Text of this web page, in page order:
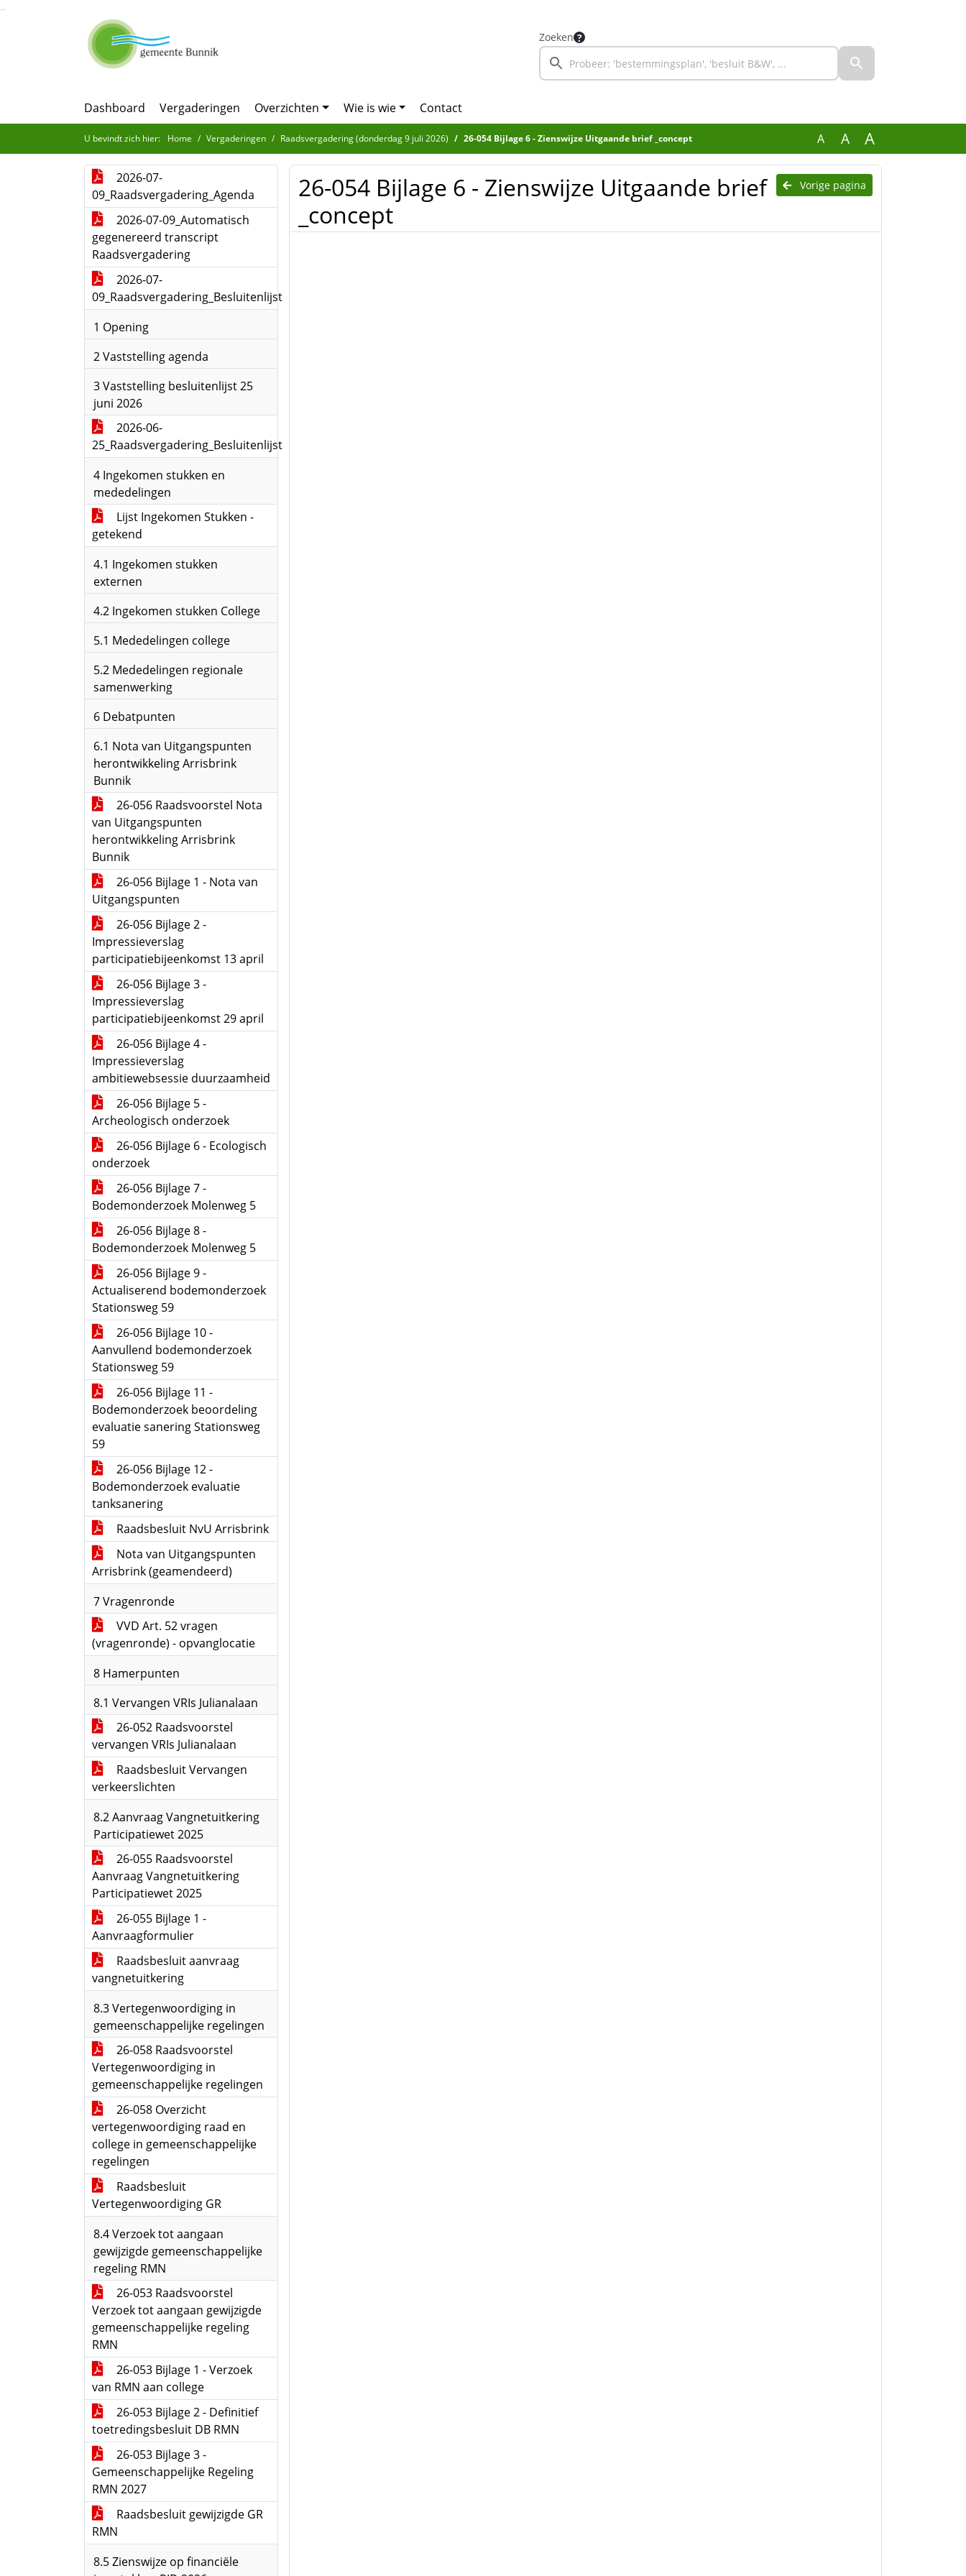
Ga naar de inhoud van deze pagina
Ga naar het zoeken
Ga naar het menu
Zoeken
Dashboard Vergaderingen Overzichten Wie is wie Contact
U bevindt zich hier: Home Vergaderingen Raadsvergadering (donderdag 9 juli 2026) 26-054 Bijlage 6 - Zienswijze Uitgaande brief _concept A A A
2026-07-
09_Raadsvergadering_Agenda
2026-07-09_Automatisch
gegenereerd transcript
Raadsvergadering
2026-07-
09_Raadsvergadering_Besluitenlijst
1 Opening
2 Vaststelling agenda
3 Vaststelling besluitenlijst 25
juni 2026
2026-06-
25_Raadsvergadering_Besluitenlijst
4 Ingekomen stukken en
mededelingen
Lijst Ingekomen Stukken -
getekend
4.1 Ingekomen stukken
externen
4.2 Ingekomen stukken College
5.1 Mededelingen college
5.2 Mededelingen regionale
samenwerking
6 Debatpunten
6.1 Nota van Uitgangspunten
herontwikkeling Arrisbrink
Bunnik
26-056 Raadsvoorstel Nota
van Uitgangspunten
herontwikkeling Arrisbrink
Bunnik
26-056 Bijlage 1 - Nota van
Uitgangspunten
26-056 Bijlage 2 -
Impressieverslag
participatiebijeenkomst 13 april
26-056 Bijlage 3 -
Impressieverslag
participatiebijeenkomst 29 april
26-056 Bijlage 4 -
Impressieverslag
ambitiewebsessie duurzaamheid
26-056 Bijlage 5 -
Archeologisch onderzoek
26-056 Bijlage 6 - Ecologisch
onderzoek
26-056 Bijlage 7 -
Bodemonderzoek Molenweg 5
26-056 Bijlage 8 -
Bodemonderzoek Molenweg 5
26-056 Bijlage 9 -
Actualiserend bodemonderzoek
Stationsweg 59
26-056 Bijlage 10 -
Aanvullend bodemonderzoek
Stationsweg 59
26-056 Bijlage 11 -
Bodemonderzoek beoordeling
evaluatie sanering Stationsweg
59
26-056 Bijlage 12 -
Bodemonderzoek evaluatie
tanksanering
Raadsbesluit NvU Arrisbrink
Nota van Uitgangspunten
Arrisbrink (geamendeerd)
7 Vragenronde
VVD Art. 52 vragen
(vragenronde) - opvanglocatie
8 Hamerpunten
8.1 Vervangen VRIs Julianalaan
26-052 Raadsvoorstel
vervangen VRIs Julianalaan
Raadsbesluit Vervangen
verkeerslichten
8.2 Aanvraag Vangnetuitkering
Participatiewet 2025
26-055 Raadsvoorstel
Aanvraag Vangnetuitkering
Participatiewet 2025
26-055 Bijlage 1 -
Aanvraagformulier
Raadsbesluit aanvraag
vangnetuitkering
8.3 Vertegenwoordiging in
gemeenschappelijke regelingen
26-058 Raadsvoorstel
Vertegenwoordiging in
gemeenschappelijke regelingen
26-058 Overzicht
vertegenwoordiging raad en
college in gemeenschappelijke
regelingen
Raadsbesluit
Vertegenwoordiging GR
8.4 Verzoek tot aangaan
gewijzigde gemeenschappelijke
regeling RMN
26-053 Raadsvoorstel
Verzoek tot aangaan gewijzigde
gemeenschappelijke regeling
RMN
26-053 Bijlage 1 - Verzoek
van RMN aan college
26-053 Bijlage 2 - Definitief
toetredingsbesluit DB RMN
26-053 Bijlage 3 -
Gemeenschappelijke Regeling
RMN 2027
Raadsbesluit gewijzigde GR
RMN
8.5 Zienswijze op financiële
Vorige pagina
26-054 Bijlage 6 - Zienswijze Uitgaande brief
_concept